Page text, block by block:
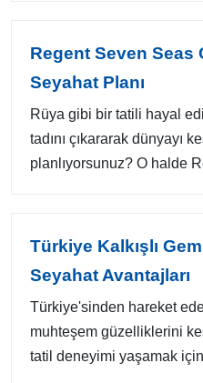
Regent Seven Seas
Seyahat Planı
Rüya gibi bir tatili hayal
tadını çıkararak dünyayı
planlıyorsunuz? O halde
Türkiye Kalkışlı
Seyahat Avantajları
Türkiye'sinden hareket
muhteşem güzelliklerini
tatil deneyimi yaşamak